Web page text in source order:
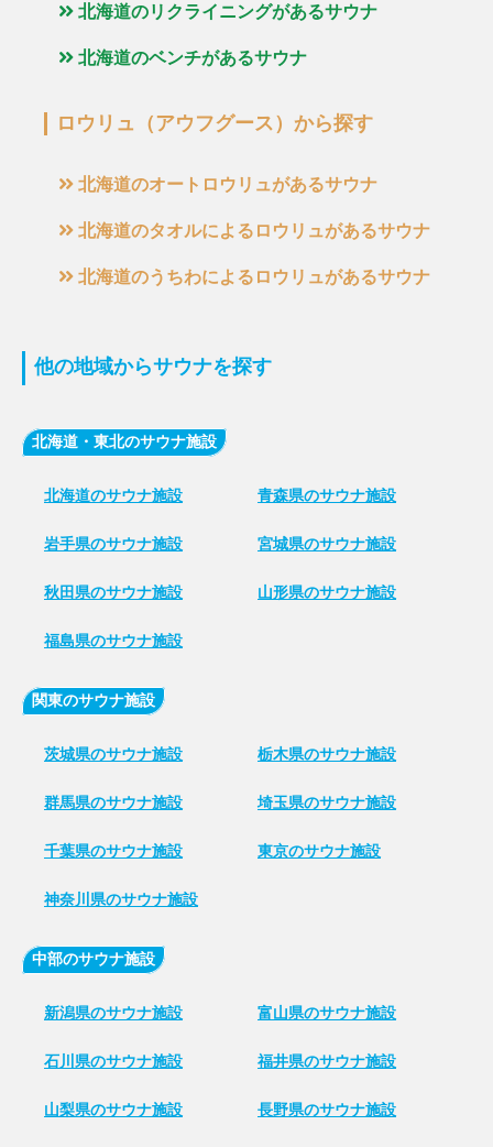
北海道のリクライニングがあるサウナ
北海道のベンチがあるサウナ
ロウリュ（アウフグース）から探す
北海道のオートロウリュがあるサウナ
北海道のタオルによるロウリュがあるサウナ
北海道のうちわによるロウリュがあるサウナ
他の地域からサウナを探す
北海道・東北のサウナ施設
北海道のサウナ施設 青森県のサウナ施設
岩手県のサウナ施設 宮城県のサウナ施設
秋田県のサウナ施設 山形県のサウナ施設
福島県のサウナ施設
関東のサウナ施設
茨城県のサウナ施設 栃木県のサウナ施設
群馬県のサウナ施設 埼玉県のサウナ施設
千葉県のサウナ施設 東京のサウナ施設
神奈川県のサウナ施設
中部のサウナ施設
新潟県のサウナ施設 富山県のサウナ施設
石川県のサウナ施設 福井県のサウナ施設
山梨県のサウナ施設 長野県のサウナ施設